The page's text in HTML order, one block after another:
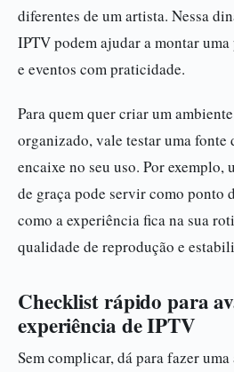
diferentes de um artista. Nessa
IPTV podem ajudar a montar
e eventos com praticidade.
Para quem quer criar um
organizado, vale testar uma fonte
encaixe no seu uso. Por exemplo,
de graça pode servir como ponto
como a experiência fica na sua
qualidade de reprodução e
Checklist rápido para
experiência de IPTV
Sem complicar, dá para fazer